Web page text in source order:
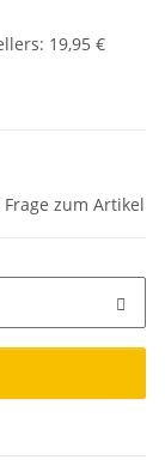
: 19,95 €
Frage zum Artikel